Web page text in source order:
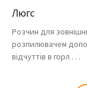
Люгс
Розчин для
розпилювачем
відчуттів в горл . . .